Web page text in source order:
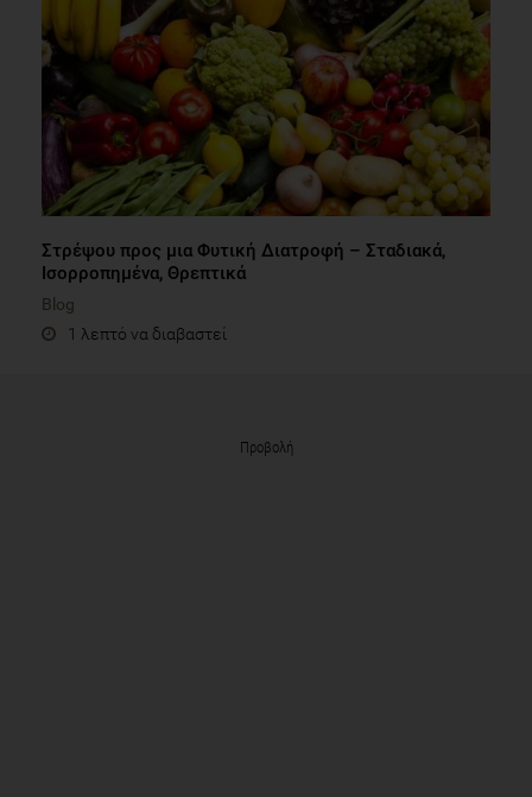
Στρέψου προς μια Φυτική Διατροφή – Σταδιακά,
Ισορροπημένα, Θρεπτικά
Blog
1 λεπτό να διαβαστεί
Προβολή